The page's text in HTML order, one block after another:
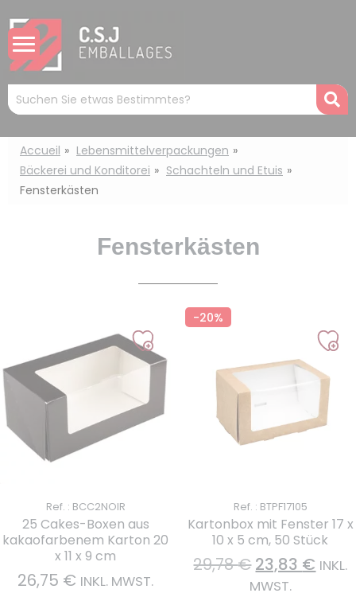
Mots
clés
:
Accueil
Lebensmittelverpackungen
Bäckerei und Konditorei
Schachteln und Etuis
Fensterkästen
Fensterkästen
Ref. : BCC2NOIR
25 Cakes-Boxen aus
kakaofarbenem Karton 20
x 11 x 9 cm
26,75 € INKL. MWST.
-20%
Ref. : BTPF17105
Kartonbox mit Fenster 17 x
10 x 5 cm, 50 Stück
29,78€23,83 € INKL.
MWST.